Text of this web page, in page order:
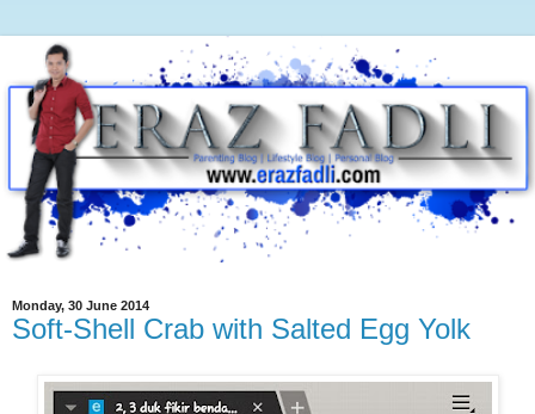
Monday, 30 June 2014
Soft-Shell Crab with Salted Egg Yolk